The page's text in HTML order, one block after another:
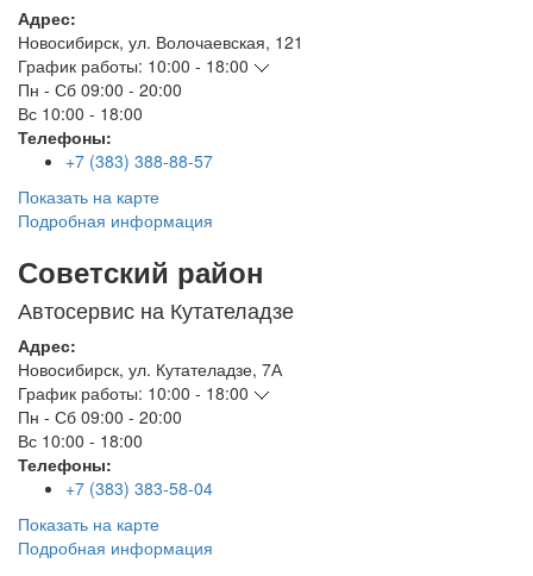
Адрес:
Новосибирск, ул. Волочаевская, 121
График работы: 10:00 - 18:00
Пн - Сб 09:00 - 20:00
Вс 10:00 - 18:00
Телефоны:
+7 (383) 388-88-57
Показать на карте
Подробная информация
Советский район
Автосервис на Кутателадзе
Адрес:
Новосибирск, ул. Кутателадзе, 7А
График работы: 10:00 - 18:00
Пн - Сб 09:00 - 20:00
Вс 10:00 - 18:00
Телефоны:
+7 (383) 383-58-04
Показать на карте
Подробная информация